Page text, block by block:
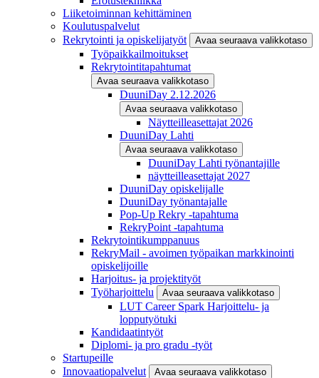
Liiketoiminnan kehittäminen
Koulutuspalvelut
Rekrytointi ja opiskelijatyöt
Avaa seuraava valikkotaso
Työpaikkailmoitukset
Rekrytointitapahtumat
Avaa seuraava valikkotaso
DuuniDay 2.12.2026
Avaa seuraava valikkotaso
Näytteilleasettajat 2026
DuuniDay Lahti
Avaa seuraava valikkotaso
DuuniDay Lahti työnantajille
näytteilleasettajat 2027
DuuniDay opiskelijalle
DuuniDay työnantajalle
Pop-Up Rekry -tapahtuma
RekryPoint -tapahtuma
Rekrytointikumppanuus
RekryMail - avoimen työpaikan markkinointi
opiskelijoille
Harjoitus- ja projektityöt
Työharjoittelu
Avaa seuraava valikkotaso
LUT Career Spark Harjoittelu- ja
lopputyötuki
Kandidaatintyöt
Diplomi- ja pro gradu -työt
Startupeille
Innovaatiopalvelut
Avaa seuraava valikkotaso